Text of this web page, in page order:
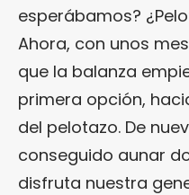
esperábamos?
Ahora, con unos
que la balanza
primera opción,
del pelotazo. De
conseguido aunar
disfruta nuestra